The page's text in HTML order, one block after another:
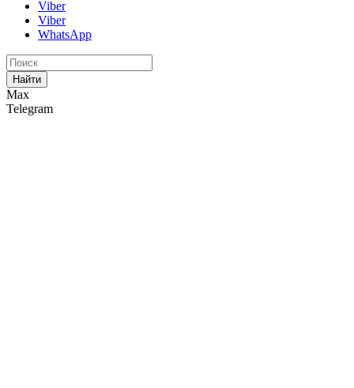
Viber
Viber
WhatsApp
Найти
Max
Telegram